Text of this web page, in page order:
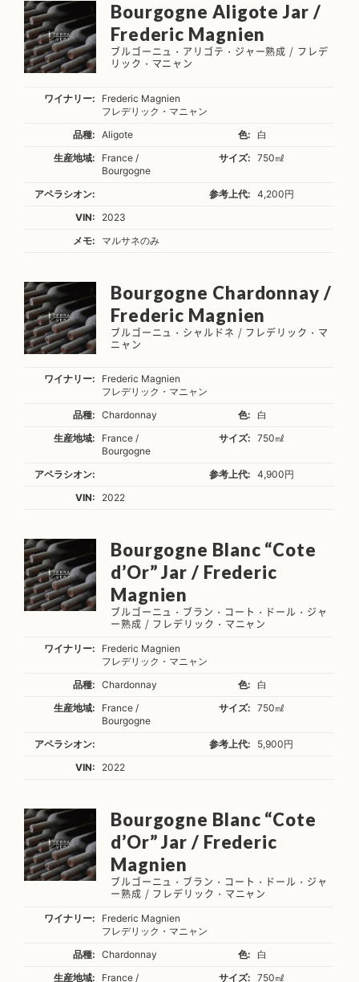
Bourgogne Aligote Jar /
Frederic Magnien
ブルゴーニュ・アリゴテ・ジャー熟成 / フレデ
リック・マニャン
ワイナリー:
Frederic Magnien
フレデリック・マニャン
品種:
Aligote 色:
白
生産地域:
France /
Bourgogne
サイズ: 750㎖
アペラシオン: 参考上代:
4,200円
VIN:
2023
メモ:
マルサネのみ
Bourgogne Chardonnay /
Frederic Magnien
ブルゴーニュ・シャルドネ / フレデリック・マ
ニャン
ワイナリー:
Frederic Magnien
フレデリック・マニャン
品種:
Chardonnay 色:
白
生産地域:
France /
Bourgogne
サイズ: 750㎖
アペラシオン: 参考上代:
4,900円
VIN:
2022
Bourgogne Blanc “Cote
d’Or” Jar / Frederic
Magnien
ブルゴーニュ・ブラン・コート・ドール・ジャ
ー熟成 / フレデリック・マニャン
ワイナリー:
Frederic Magnien
フレデリック・マニャン
品種:
Chardonnay 色:
白
生産地域:
France /
Bourgogne
サイズ: 750㎖
アペラシオン: 参考上代:
5,900円
VIN:
2022
Bourgogne Blanc “Cote
d’Or” Jar / Frederic
Magnien
ブルゴーニュ・ブラン・コート・ドール・ジャ
ー熟成 / フレデリック・マニャン
ワイナリー:
Frederic Magnien
フレデリック・マニャン
品種:
Chardonnay 色:
白
生産地域:
France / サイズ: 750㎖